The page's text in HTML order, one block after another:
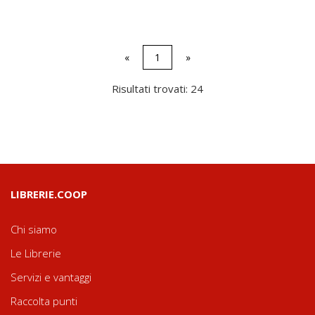
« 1 »
Risultati trovati: 24
LIBRERIE.COOP
Chi siamo
Le Librerie
Servizi e vantaggi
Raccolta punti